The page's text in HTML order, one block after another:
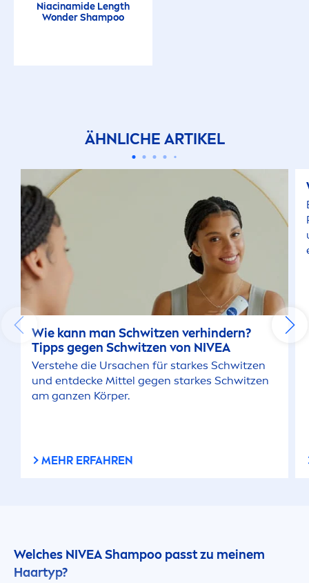
Niacinamide Length
Wonder Shampoo
ÄHNLICHE ARTIKEL
Wie kann man Schwitzen verhindern?
Tipps gegen Schwitzen von NIVEA
Verstehe die Ursachen für starkes Schwitzen
und entdecke Mittel gegen starkes Schwitzen
am ganzen Körper.
MEHR ERFAHREN
Welches NIVEAShampoo passt zu meinem
Haartyp?